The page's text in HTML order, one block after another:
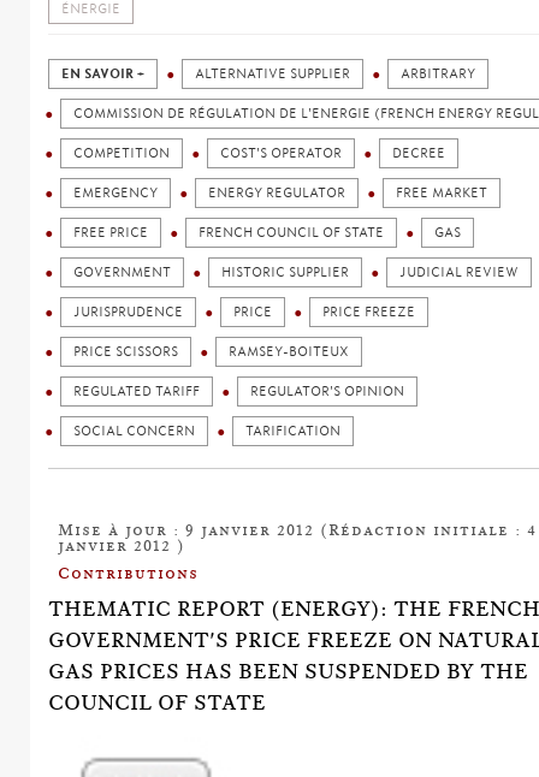
ÉNERGIE
EN SAVOIR + ALTERNATIVE SUPPLIER ARBITRARY
COMMISSION DE RÉGULATION DE L'ENERGIE (FRENCH ENERGY
COMPETITION COST'S OPERATOR DECREE
EMERGENCY ENERGY REGULATOR FREE MARKET
FREE PRICE FRENCH COUNCIL OF STATE GAS
GOVERNMENT HISTORIC SUPPLIER JUDICIAL REVIEW
JURISPRUDENCE PRICE PRICE FREEZE
PRICE SCISSORS RAMSEY-BOITEUX
REGULATED TARIFF REGULATOR'S OPINION
SOCIAL CONCERN TARIFICATION
Mise à jour : 9 janvier 2012 (Rédaction initiale : 4
janvier 2012 )
Contributions
THEMATIC REPORT (ENERGY): THE FRENCH
GOVERNMENT'S PRICE FREEZE ON
GAS PRICES HAS BEEN SUSPENDED BY THE
COUNCIL OF STATE